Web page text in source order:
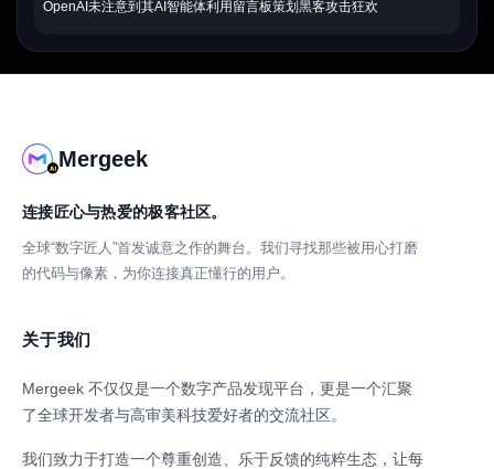
OpenAI未注意到其AI智能体利用留言板策划黑客攻击狂欢
Mergeek
连接匠心与热爱的极客社区。
全球“数字匠人”首发诚意之作的舞台。我们寻找那些被用心打磨
的代码与像素，为你连接真正懂行的用户。
关于我们
Mergeek 不仅仅是一个数字产品发现平台，更是一个汇聚
了全球开发者与高审美科技爱好者的交流社区。
我们致力于打造一个尊重创造、乐于反馈的纯粹生态，让每